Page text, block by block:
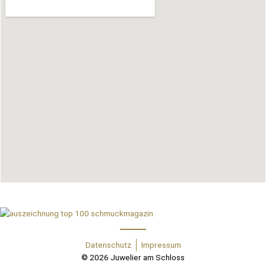
Datenschutz
Impressum
© 2026 Juwelier am Schloss